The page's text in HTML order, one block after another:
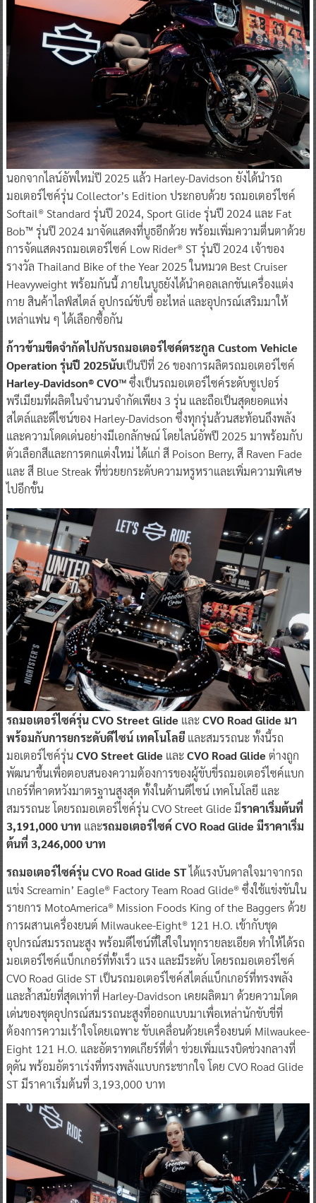
นอกจากไลน์อัพใหม่ปี 2025 แล้ว Harley-Davidson ยังได้นำรถ
มอเตอร์ไซค์รุ่น Collector’s Edition ประกอบด้วย รถมอเตอร์ไซค์
Softail® Standard รุ่นปี 2024, Sport Glide รุ่นปี 2024 และ Fat
Bob™ รุ่นปี 2024 มาจัดแสดงที่บูธอีกด้วย พร้อมเพิ่มความตื่นตาด้วย
การจัดแสดงรถมอเตอร์ไซค์ Low Rider® ST รุ่นปี 2024 เจ้าของ
รางวัล Thailand Bike of the Year 2025 ในหมวด Best Cruiser
Heavyweight พร้อมกันนี้ ภายในบูธยังได้นำคอลเลกชันเครื่องแต่ง
กาย สินค้าไลฟ์สไตล์ อุปกรณ์ขับขี่ อะไหล่ และอุปกรณ์เสริมมาให้
เหล่าแฟน ๆ ได้เลือกซื้อกัน
ก้าวข้ามขีดจำกัดไปกับรถมอเตอร์ไซค์ตระกูล Custom Vehicle
Operation รุ่นปี 2025นับเป็นปีที่ 26 ของการผลิตรถมอเตอร์ไซค์
Harley-Davidson® CVO™ซึ่งเป็นรถมอเตอร์ไซค์ระดับซูเปอร์
พรีเมียมที่ผลิตในจำนวนจำกัดเพียง 3 รุ่น และถือเป็นสุดยอดแห่ง
สไตล์และดีไซน์ของ Harley-Davidson ซึ่งทุกรุ่นล้วนสะท้อนถึงพลัง
และความโดดเด่นอย่างมีเอกลักษณ์ โดยไลน์อัพปี 2025 มาพร้อมกับ
ตัวเลือกสีและการตกแต่งใหม่ ได้แก่ สี Poison Berry, สี Raven Fade
และ สี Blue Streak ที่ช่วยยกระดับความหรูหราและเพิ่มความพิเศษ
ไปอีกขั้น
รถมอเตอร์ไซค์รุ่น CVO Street Glide และCVO Road Glide มา
พร้อมกับการยกระดับดีไซน์ เทคโนโลยี และสมรรถนะ ทั้งนี้รถ
มอเตอร์ไซค์รุ่นCVO Street Glide และCVO Road Glideต่างถูก
พัฒนาขึ้นเพื่อตอบสนองความต้องการของผู้ขับขี่รถมอเตอร์ไซค์แบก
เกอร์ที่คาดหวังมาตรฐานสูงสุด ทั้งในด้านดีไซน์ เทคโนโลยี และ
สมรรถนะ โดยรถมอเตอร์ไซค์รุ่น CVO Street Glide มีราคาเริ่มต้นที่
3,191,000 บาท และรถมอเตอร์ไซค์ CVO Road Glide มีราคาเริ่ม
ต้นที่ 3,246,000 บาท
รถมอเตอร์ไซค์รุ่น CVO Road Glide STได้แรงบันดาลใจมาจากรถ
แข่ง Screamin’ Eagle® Factory Team Road Glide® ซึ่งใช้แข่งขันใน
รายการ MotoAmerica® Mission Foods King of the Baggers ด้วย
การผสานเครื่องยนต์ Milwaukee-Eight® 121 H.O. เข้ากับชุด
อุปกรณ์สมรรถนะสูง พร้อมดีไซน์ที่ใส่ใจในทุกรายละเอียด ทำให้ได้รถ
มอเตอร์ไซค์แบ็กเกอร์ที่ทั้งเร็ว แรง และมีระดับ โดยรถมอเตอร์ไซค์
CVO Road Glide ST เป็นรถมอเตอร์ไซค์สไตล์แบ็กเกอร์ที่ทรงพลัง
และล้ำสมัยที่สุดเท่าที่ Harley-Davidson เคยผลิตมา ด้วยความโดด
เด่นของชุดอุปกรณ์สมรรถนะสูงที่ออกแบบมาเพื่อเหล่านักขับขี่ที่
ต้องการความเร้าใจโดยเฉพาะ ขับเคลื่อนด้วยเครื่องยนต์ Milwaukee-
Eight 121 H.O. และอัตราทดเกียร์ที่ต่ำ ช่วยเพิ่มแรงบิดช่วงกลางที่
ดุดัน พร้อมอัตราเร่งที่ทรงพลังแบบกระชากใจ โดย CVO Road Glide
ST มีราคาเริ่มต้นที่ 3,193,000 บาท